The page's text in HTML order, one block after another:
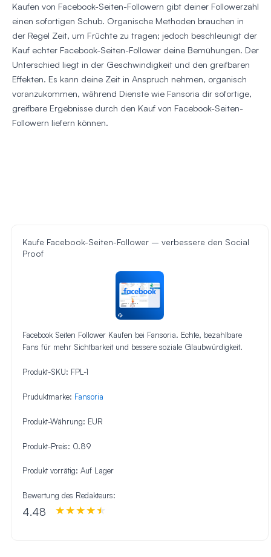
Kaufen von Facebook-Seiten-Followern gibt deiner Followerzahl
einen sofortigen Schub. Organische Methoden brauchen in
der Regel Zeit, um Früchte zu tragen; jedoch beschleunigt der
Kauf echter Facebook-Seiten-Follower deine Bemühungen. Der
Unterschied liegt in der Geschwindigkeit und den greifbaren
Effekten. Es kann deine Zeit in Anspruch nehmen, organisch
voranzukommen, während Dienste wie Fansoria dir sofortige,
greifbare Ergebnisse durch den Kauf von Facebook-Seiten-
Followern liefern können.
Kaufe Facebook-Seiten-Follower – verbessere den Social
Proof
Facebook Seiten Follower Kaufen bei Fansoria. Echte, bezahlbare
Fans für mehr Sichtbarkeit und bessere soziale Glaubwürdigkeit.
Produkt-SKU: FPL-1
Pruduktmarke: Fansoria
Produkt-Währung: EUR
Produkt-Preis: 0.89
Produkt vorrätig: Auf Lager
Bewertung des Redakteurs:
4.48